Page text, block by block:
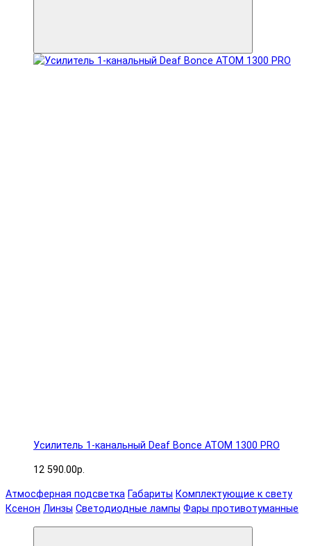
Усилитель 1-канальный Deaf Bonce ATOM 1300 PRO
12 590.00р.
Атмосферная подсветка Габариты Комплектующие к свету
Ксенон Линзы Светодиодные лампы Фары противотуманные